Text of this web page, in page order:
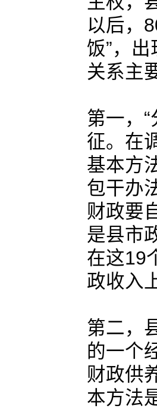
以后，
饭”，
关系主
第一，
征。在
基本方
包干办
财政要
是县市
在这19
政收入
第二，
的一个
财政供
本方法